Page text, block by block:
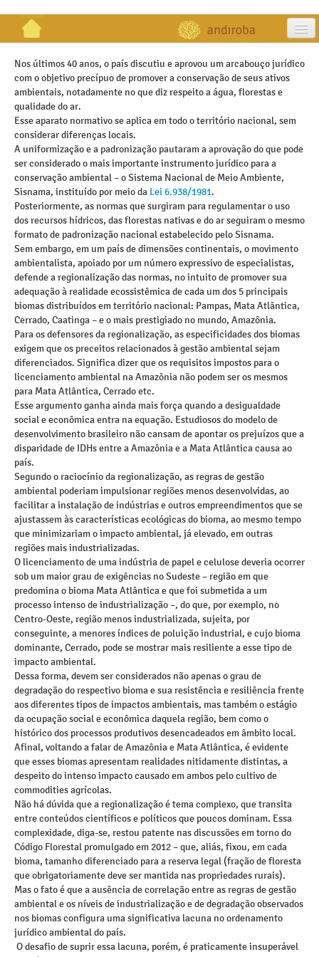
artigos
projetos
publicações
galeria
contato
Nos últimos 40 anos, o país discutiu e aprovou um arcabouço jurídico
com o objetivo precípuo de promover a conservação de seus ativos
ambientais, notadamente no que diz respeito a água, florestas e
qualidade do ar.
Esse aparato normativo se aplica em todo o território nacional, sem
considerar diferenças locais.
A uniformização e a padronização pautaram a aprovação do que pode
ser considerado o mais importante instrumento jurídico para a
conservação ambiental – o Sistema Nacional de Meio Ambiente,
Sisnama, instituído por meio da Lei 6.938/1981.
Posteriormente, as normas que surgiram para regulamentar o uso
dos recursos hídricos, das florestas nativas e do ar seguiram o mesmo
formato de padronização nacional estabelecido pelo Sisnama.
Sem embargo, em um país de dimensões continentais, o movimento
ambientalista, apoiado por um número expressivo de especialistas,
defende a regionalização das normas, no intuito de promover sua
adequação à realidade ecossistêmica de cada um dos 5 principais
biomas distribuídos em território nacional: Pampas, Mata Atlântica,
Cerrado, Caatinga – e o mais prestigiado no mundo, Amazônia.
Para os defensores da regionalização, as especificidades dos biomas
exigem que os preceitos relacionados à gestão ambiental sejam
diferenciados. Significa dizer que os requisitos impostos para o
licenciamento ambiental na Amazônia não podem ser os mesmos
para Mata Atlântica, Cerrado etc.
Esse argumento ganha ainda mais força quando a desigualdade
social e econômica entra na equação. Estudiosos do modelo de
desenvolvimento brasileiro não cansam de apontar os prejuízos que a
disparidade de IDHs entre a Amazônia e a Mata Atlântica causa ao
país.
Segundo o raciocínio da regionalização, as regras de gestão
ambiental poderiam impulsionar regiões menos desenvolvidas, ao
facilitar a instalação de indústrias e outros empreendimentos que se
ajustassem às características ecológicas do bioma, ao mesmo tempo
que minimizariam o impacto ambiental, já elevado, em outras
regiões mais industrializadas.
O licenciamento de uma indústria de papel e celulose deveria ocorrer
sob um maior grau de exigências no Sudeste – região em que
predomina o bioma Mata Atlântica e que foi submetida a um
processo intenso de industrialização –, do que, por exemplo, no
Centro-Oeste, região menos industrializada, sujeita, por
conseguinte, a menores índices de poluição industrial, e cujo bioma
dominante, Cerrado, pode se mostrar mais resiliente a esse tipo de
impacto ambiental.
Dessa forma, devem ser considerados não apenas o grau de
degradação do respectivo bioma e sua resistência e resiliência frente
aos diferentes tipos de impactos ambientais, mas também o estágio
da ocupação social e econômica daquela região, bem como o
histórico dos processos produtivos desencadeados em âmbito local.
Afinal, voltando a falar de Amazônia e Mata Atlântica, é evidente
que esses biomas apresentam realidades nitidamente distintas, a
despeito do intenso impacto causado em ambos pelo cultivo de
commodities agrícolas.
Não há dúvida que a regionalização é tema complexo, que transita
entre conteúdos científicos e políticos que poucos dominam. Essa
complexidade, diga-se, restou patente nas discussões em torno do
Código Florestal promulgado em 2012 – que, aliás, fixou, em cada
bioma, tamanho diferenciado para a reserva legal (fração de floresta
que obrigatoriamente deve ser mantida nas propriedades rurais).
Mas o fato é que a ausência de correlação entre as regras de gestão
ambiental e os níveis de industrialização e de degradação observados
nos biomas configura uma significativa lacuna no ordenamento
jurídico ambiental do país.
O desafio de suprir essa lacuna, porém, é praticamente insuperável